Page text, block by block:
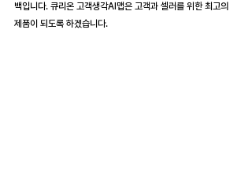
백입니다. 큐리온 고객생각AI맵은 고객과 셀러를 위한 최고의
제품이 되도록 하겠습니다.